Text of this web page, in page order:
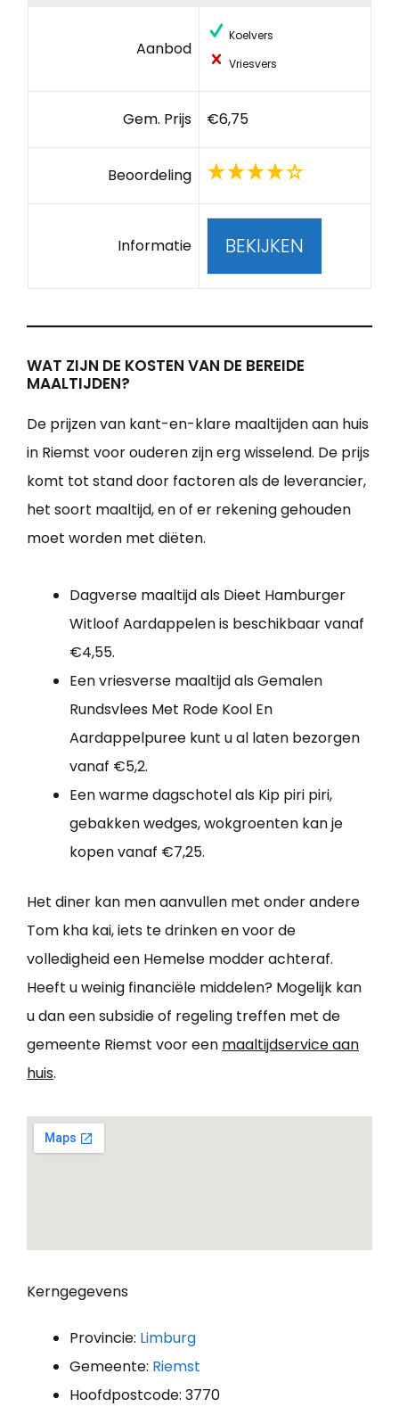
Aanbod
Koelvers
Vriesvers
Gem. Prijs €6,75
Beoordeling
Informatie BEKIJKEN
WAT ZIJN DE KOSTEN VAN DE BEREIDE
MAALTIJDEN?
De prijzen van kant-en-klare maaltijden aan huis
in Riemst voor ouderen zijn erg wisselend. De prijs
komt tot stand door factoren als de leverancier,
het soort maaltijd, en of er rekening gehouden
moet worden met diëten.
Dagverse maaltijd als Dieet Hamburger
Witloof Aardappelen is beschikbaar vanaf
€4,55.
Een vriesverse maaltijd als Gemalen
Rundsvlees Met Rode Kool En
Aardappelpuree kunt u al laten bezorgen
vanaf €5,2.
Een warme dagschotel als Kip piri piri,
gebakken wedges, wokgroenten kan je
kopen vanaf €7,25.
Het diner kan men aanvullen met onder andere
Tom kha kai, iets te drinken en voor de
volledigheid een Hemelse modder achteraf.
Heeft u weinig financiële middelen? Mogelijk kan
u dan een subsidie of regeling treffen met de
gemeente Riemst voor een maaltijdservice aan
huis.
Kerngegevens
Provincie: Limburg
Gemeente: Riemst
Hoofdpostcode: 3770